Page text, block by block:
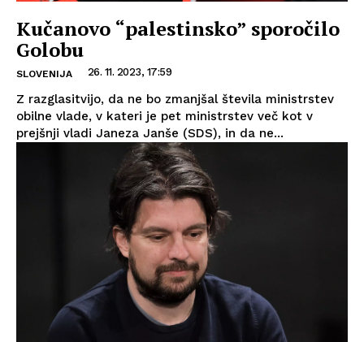
Kučanovo “palestinsko” sporočilo
Golobu
SLOVENIJA 26. 11. 2023, 17:59
Z razglasitvijo, da ne bo zmanjšal števila ministrstev
obilne vlade, v kateri je pet ministrstev več kot v
prejšnji vladi Janeza Janše (SDS), in da ne...